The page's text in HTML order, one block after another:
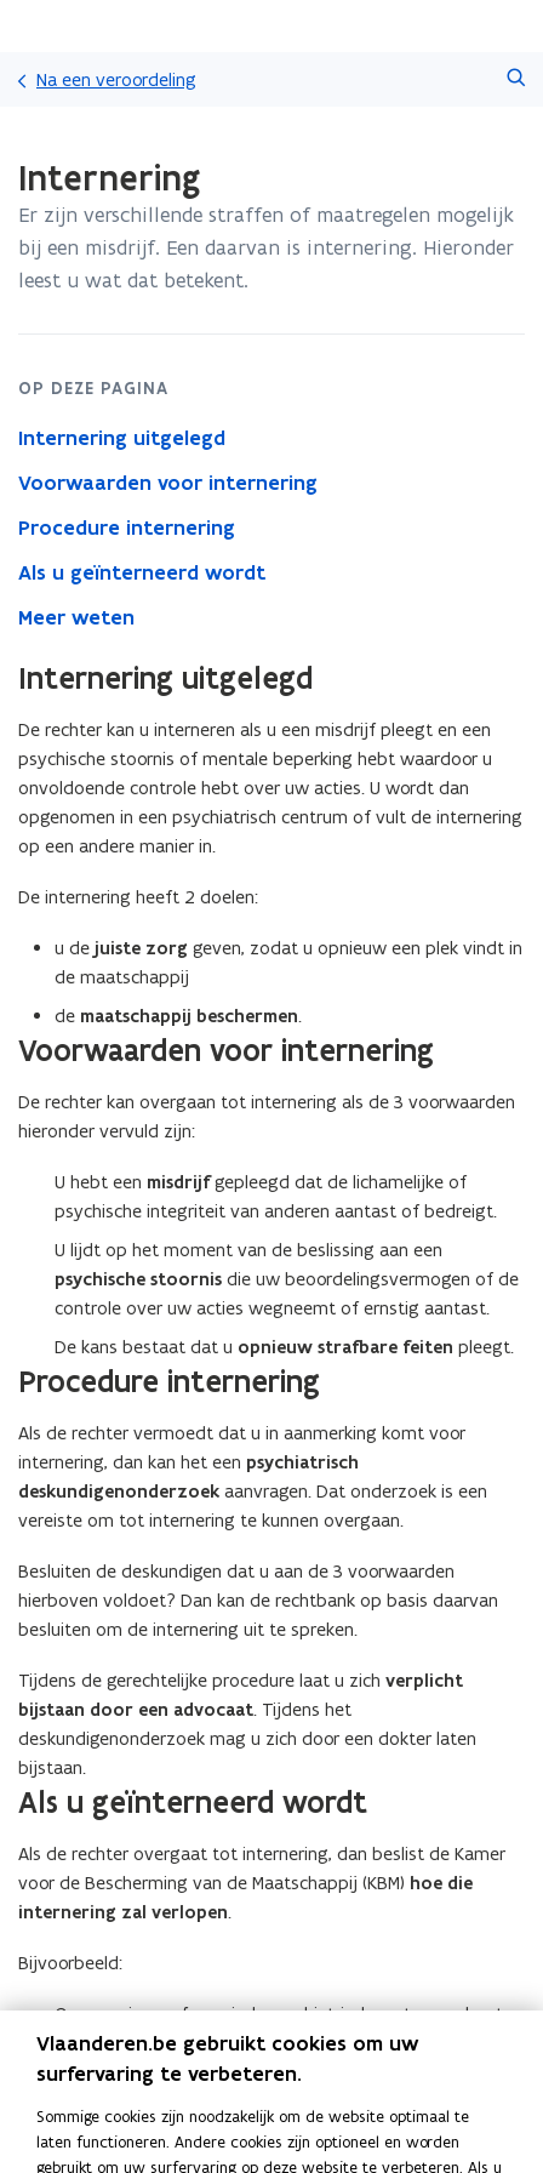
Na een veroordeling
met
laden.
bevindt
zich
op:
Internering
Er zijn verschillende straffen of maatregelen mogelijk
bij een misdrijf. Een daarvan is internering. Hieronder
leest u wat dat betekent.
OP DEZE PAGINA
Internering uitgelegd
Voorwaarden voor internering
Procedure internering
Als u geïnterneerd wordt
Meer weten
Internering uitgelegd
De rechter kan u interneren als u een misdrijf pleegt en een
psychische stoornis of mentale beperking hebt waardoor u
onvoldoende controle hebt over uw acties. U wordt dan
opgenomen in een psychiatrisch centrum of vult de internering
op een andere manier in.
De internering heeft 2 doelen:
u de juiste zorg geven, zodat u opnieuw een plek vindt in
de maatschappij
de maatschappij beschermen.
Voorwaarden voor internering
De rechter kan overgaan tot internering als de 3 voorwaarden
hieronder vervuld zijn:
U hebt een misdrijfgepleegd dat de lichamelijke of
psychische integriteit van anderen aantast of bedreigt.
U lijdt op het moment van de beslissing aan een
psychische stoornis die uw beoordelingsvermogen of de
controle over uw acties wegneemt of ernstig aantast.
De kans bestaat dat u opnieuw strafbare feiten pleegt.
Procedure internering
Als de rechter vermoedt dat u in aanmerking komt voor
internering, dan kan het een psychiatrisch
deskundigenonderzoek aanvragen. Dat onderzoek is een
vereiste om tot internering te kunnen overgaan.
Besluiten de deskundigen dat u aan de 3 voorwaarden
hierboven voldoet? Dan kan de rechtbank op basis daarvan
besluiten om de internering uit te spreken.
Tijdens de gerechtelijke procedure laat u zich verplicht
bijstaan door een advocaat. Tijdens het
deskundigenonderzoek mag u zich door een dokter laten
bijstaan.
Als u geïnterneerd wordt
Als de rechter overgaat tot internering, dan beslist de Kamer
voor de Bescherming van de Maatschappij (KBM) hoe die
internering zal verlopen.
Bijvoorbeeld:
Opname in een forensisch psychiatrisch centrum: u bent
dan verplicht om daar te verblijven.
Vrijlating op proef: u moet een aantal voorwaarden
naleven. Bijvoorbeeld dat u zich in een gespecialiseerde
instelling laat opnemen en behandelen of u zich thuis laat
Vlaanderen.be gebruikt cookies om uw
surfervaring te verbeteren.
Sommige cookies zijn noodzakelijk om de website optimaal te
laten functioneren. Andere cookies zijn optioneel en worden
gebruikt om uw surfervaring op deze website te verbeteren. Als u